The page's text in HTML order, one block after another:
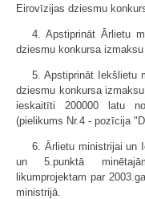
Eirovīzijas dziesmu
4. Apstiprināt Ārlietu
dziesmu konkursa
5. Apstiprināt Iekšlietu
dziesmu konkursa
ieskaitīti 200000 latu
(pielikums Nr.4 - pozīcija
6. Ārlietu ministrijai un
un 5.punktā
likumprojektam par
ministrijā.